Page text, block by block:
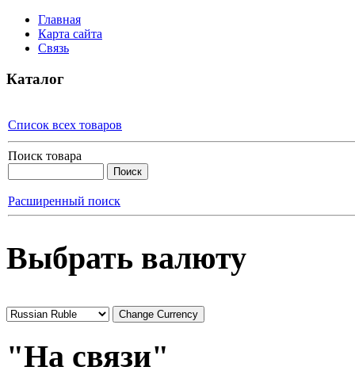
Главная
Карта сайта
Связь
Каталог
Список всех товаров
Поиск товара
Расширенный поиск
Выбрать валюту
"На связи"